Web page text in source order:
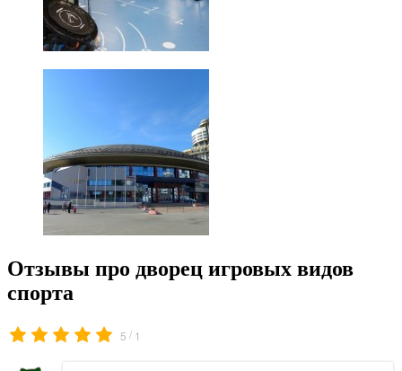
Отзывы про дворец игровых видов
спорта
5 / 1